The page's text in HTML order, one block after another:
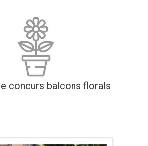
concurs balcons florals